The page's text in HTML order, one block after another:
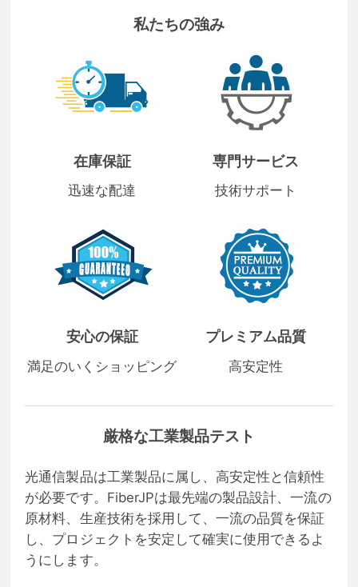
私たちの強み
在庫保証
迅速な配達
専門サービス
技術サポート
安心の保証
満足のいくショッピング
プレミアム品質
高安定性
厳格な工業製品テスト
光通信製品は工業製品に属し、高安定性と信頼性
が必要です。FiberJPは最先端の製品設計、一流の
原材料、生産技術を採用して、一流の品質を保証
し、プロジェクトを安定して確実に使用できるよ
うにします。